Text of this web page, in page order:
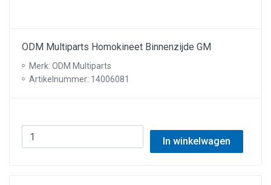
ODM Multiparts Homokineet Binnenzijde GM
Merk: ODM Multiparts
Artikelnummer: 14006081
In winkelwagen